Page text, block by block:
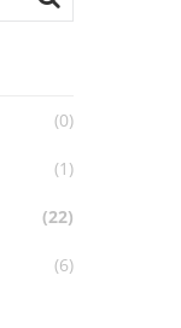
(0)
(1)
(22)
(6)